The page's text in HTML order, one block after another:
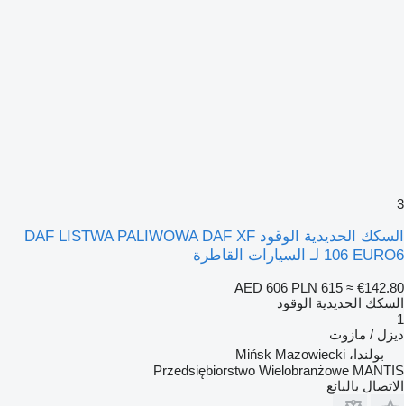
3
السكك الحديدية الوقود DAF LISTWA PALIWOWA DAF XF
106 EURO6 لـ السيارات القاطرة
AED 606 PLN 615 ≈ €142.80
السكك الحديدية الوقود
1
ديزل / مازوت
بولندا، Mińsk Mazowiecki
Przedsiębiorstwo Wielobranżowe MANTIS
الاتصال بالبائع